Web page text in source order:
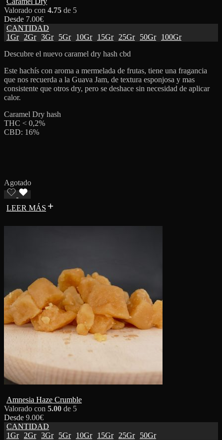
Valorado con 4.75 de 5
Desde 7.00€
CANTIDAD
1Gr
2Gr 3Gr 5Gr 10Gr 15Gr 25Gr 50Gr
100Gr
Descubre el nuevo caramel dry hash cbd
Este hachís con aroma a mermelada de frutas, tiene una fragancia
que nos recuerda a la Guava Jam, de textura esponjosa y mas
consistente que otros dry, pero se deshace sin necesidad de aplicar
calor.
Caramel Dry hash
THC < 0,2%
CBD: 16%
Agotado
LEER MÁS
Amnesia Haze Crumble
Valorado con 5.00 de 5
Desde 9.00€
CANTIDAD
1Gr
2Gr 3Gr 5Gr 10Gr 15Gr 25Gr
50Gr